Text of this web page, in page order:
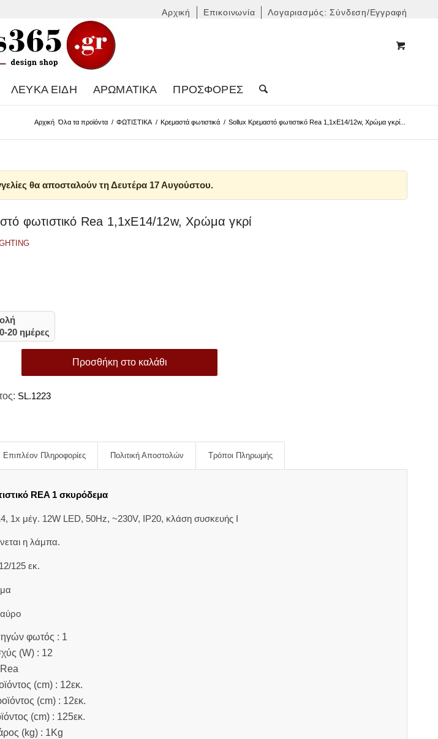
Αρχική Επικοινωνία Λογαριασμός: Σύνδεση/Εγγραφή
ΛΕΥΚΆ ΕΊΔΗ ΑΡΩΜΑΤΙΚΆ ΠΡΟΣΦΟΡΈΣ
Αρχική Όλα τα προϊόντα / ΦΩΤΙΣΤΙΚΑ / Κρεμαστά φωτιστικά / Sollux Κρεμαστό φωτιστικό Rea 1,1xE14/12w, Χρώμα γκρί...
θα αποσταλούν τη Δευτέρα 17 Αυγούστου.
φωτιστικό Rea 1,1xE14/12w, Χρώμα γκρί
20 ημέρες
Προσθήκη στο καλάθι
SL.1223
Επιπλέον Πληροφορίες Πολιτική Αποστολών Τρόποι Πληρωμής
REA 1 σκυρόδεμα
1x μέγ. 12W LED, 50Hz, ~230V, IP20, κλάση συσκευής I
η λάμπα.
125 εκ.
φωτός : 1
(W) : 12
(cm) : 12εκ.
(cm) : 12εκ.
(cm) : 125εκ.
(kg) : 1Kg